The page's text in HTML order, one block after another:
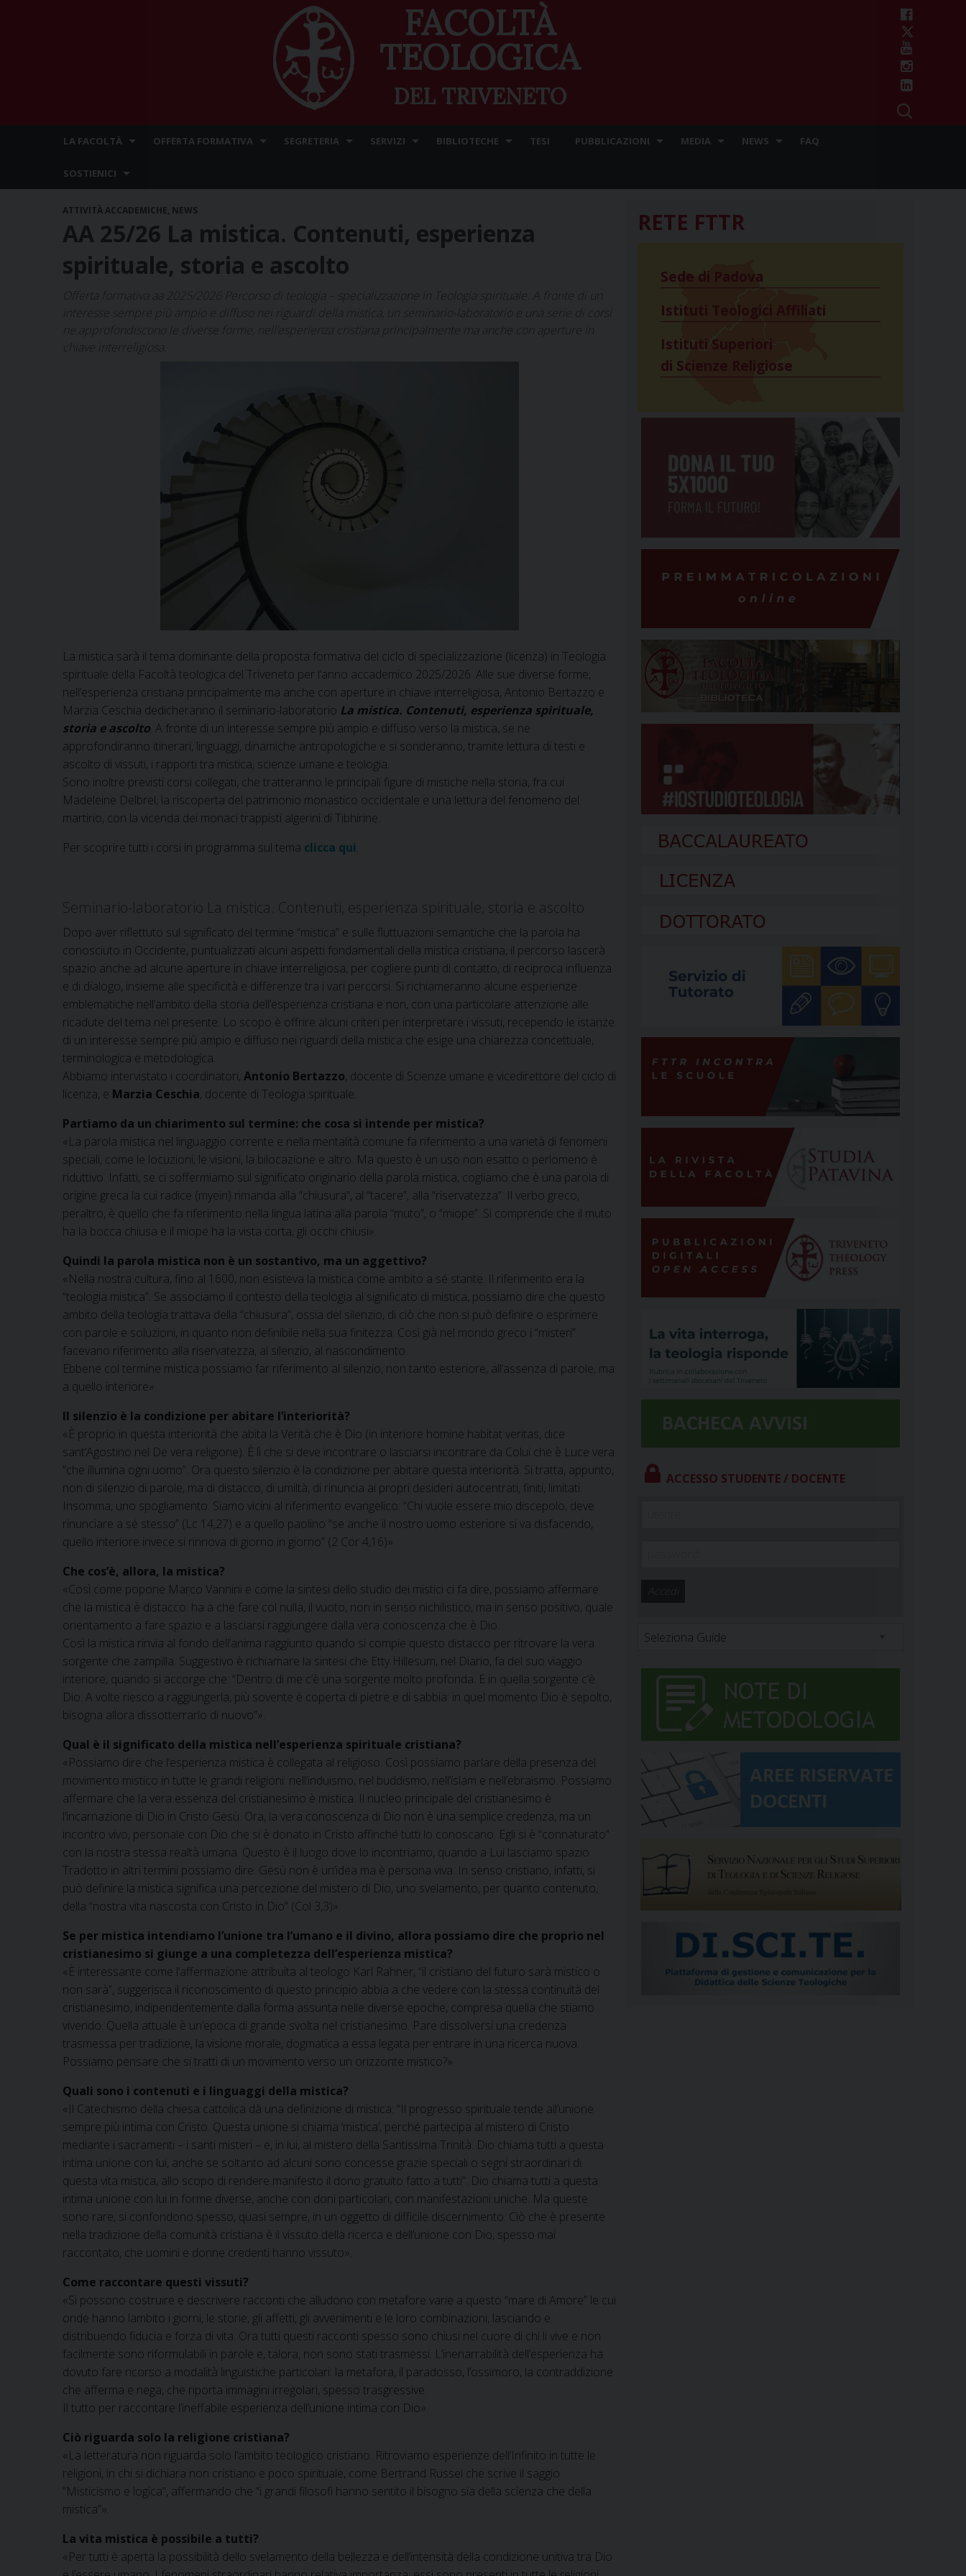
FACOLTÀ
TEOLOGICA
DEL TRIVENETO
LA FACOLTÀ OFFERTA FORMATIVA SEGRETERIA SERVIZI BIBLIOTECHE TESI PUBBLICAZIONI MEDIA NEWS FAQ
SOSTIENICI
ATTIVITÀ ACCADEMICHE, NEWS
AA 25/26 La mistica. Contenuti, esperienza
spirituale, storia e ascolto
Offerta formativa aa 2025/2026 Percorso di teologia – specializzazione in Teologia spirituale. A fronte di un
interesse sempre più ampio e diffuso nei riguardi della mistica, un seminario-laboratorio e una serie di corsi
ne approfondiscono le diverse forme, nell’esperienza cristiana principalmente ma anche con aperture in
chiave interreligiosa.
La mistica sarà il tema dominante della proposta formativa del ciclo di specializzazione (licenza) in Teologia
spirituale della Facoltà teologica del Triveneto per l’anno accademico 2025/2026. Alle sue diverse forme,
nell’esperienza cristiana principalmente ma anche con aperture in chiave interreligiosa, Antonio Bertazzo e
Marzia Ceschia dedicheranno il seminario-laboratorio La mistica. Contenuti, esperienza spirituale,
storia e ascolto. A fronte di un interesse sempre più ampio e diffuso verso la mistica, se ne
approfondiranno itinerari, linguaggi, dinamiche antropologiche e si sonderanno, tramite lettura di testi e
ascolto di vissuti, i rapporti tra mistica, scienze umane e teologia.
Sono inoltre previsti corsi collegati, che tratteranno le principali figure di mistiche nella storia, fra cui
Madeleine Delbrel, la riscoperta del patrimonio monastico occidentale e una lettura del fenomeno del
martirio, con la vicenda dei monaci trappisti algerini di Tibhirine.
Per scoprire tutti i corsi in programma sul tema clicca qui.
Seminario-laboratorio La mistica. Contenuti, esperienza spirituale, storia e ascolto
Dopo aver riflettuto sul significato del termine “mistica” e sulle fluttuazioni semantiche che la parola ha
conosciuto in Occidente, puntualizzati alcuni aspetti fondamentali della mistica cristiana, il percorso lascerà
spazio anche ad alcune aperture in chiave interreligiosa, per cogliere punti di contatto, di reciproca influenza
e di dialogo, insieme alle specificità e differenze tra i vari percorsi. Si richiameranno alcune esperienze
emblematiche nell’ambito della storia dell’esperienza cristiana e non, con una particolare attenzione alle
ricadute del tema nel presente. Lo scopo è offrire alcuni criteri per interpretare i vissuti, recependo le istanze
di un interesse sempre più ampio e diffuso nei riguardi della mistica che esige una chiarezza concettuale,
terminologica e metodologica.
Abbiamo intervistato i coordinatori, Antonio Bertazzo, docente di Scienze umane e vicedirettore del ciclo di
licenza, e Marzia Ceschia, docente di Teologia spirituale.
Partiamo da un chiarimento sul termine: che cosa si intende per mistica?
«La parola mistica nel linguaggio corrente e nella mentalità comune fa riferimento a una varietà di fenomeni
speciali, come le locuzioni, le visioni, la bilocazione e altro. Ma questo è un uso non esatto o perlomeno è
riduttivo. Infatti, se ci soffermiamo sul significato originario della parola mistica, cogliamo che è una parola di
origine greca la cui radice (myein) rimanda alla “chiusura”, al “tacere”, alla “riservatezza”. Il verbo greco,
peraltro, è quello che fa riferimento nella lingua latina alla parola “muto”, o “miope”. Si comprende che il muto
ha la bocca chiusa e il miope ha la vista corta, gli occhi chiusi».
Quindi la parola mistica non è un sostantivo, ma un aggettivo?
«Nella nostra cultura, fino al 1600, non esisteva la mistica come ambito a sé stante. Il riferimento era la
“teologia mistica”. Se associamo il contesto della teologia al significato di mistica, possiamo dire che questo
ambito della teologia trattava della “chiusura”, ossia del silenzio, di ciò che non si può definire o esprimere
con parole e soluzioni, in quanto non definibile nella sua finitezza. Così già nel mondo greco i “misteri”
facevano riferimento alla riservatezza, al silenzio, al nascondimento.
Ebbene col termine mistica possiamo far riferimento al silenzio, non tanto esteriore, all’assenza di parole, ma
a quello interiore».
Il silenzio è la condizione per abitare l’interiorità?
«È proprio in questa interiorità che abita la Verità che è Dio (in interiore homine habitat veritas, dice
sant’Agostino nel De vera religione). È lì che si deve incontrare o lasciarsi incontrare da Colui che è Luce vera
“che illumina ogni uomo”. Ora questo silenzio è la condizione per abitare questa interiorità. Si tratta, appunto,
non di silenzio di parole, ma di distacco, di umiltà, di rinuncia ai propri desideri autocentrati, finiti, limitati.
Insomma, uno spogliamento. Siamo vicini al riferimento evangelico: “Chi vuole essere mio discepolo, deve
rinunciare a sé stesso” (Lc 14,27) e a quello paolino “se anche il nostro uomo esteriore si va disfacendo,
quello interiore invece si rinnova di giorno in giorno” (2 Cor 4,16)».
Che cos’è, allora, la mistica?
«Così come popone Marco Vannini e come la sintesi dello studio dei mistici ci fa dire, possiamo affermare
che la mistica è distacco: ha a che fare col nulla, il vuoto, non in senso nichilistico, ma in senso positivo, quale
orientamento a fare spazio e a lasciarsi raggiungere dalla vera conoscenza che è Dio.
Così la mistica rinvia al fondo dell’anima raggiunto quando si compie questo distacco per ritrovare la vera
sorgente che zampilla. Suggestivo è richiamare la sintesi che Etty Hillesum, nel Diario, fa del suo viaggio
interiore, quando si accorge che: “Dentro di me c’è una sorgente molto profonda. E in quella sorgente c’è
Dio. A volte riesco a raggiungerla, più sovente è coperta di pietre e di sabbia: in quel momento Dio è sepolto,
bisogna allora dissotterrarlo di nuovo”».
Qual è il significato della mistica nell’esperienza spirituale cristiana?
«Possiamo dire che l’esperienza mistica è collegata al religioso. Così possiamo parlare della presenza del
movimento mistico in tutte le grandi religioni: nell’induismo, nel buddismo, nell’islam e nell’ebraismo. Possiamo
affermare che la vera essenza del cristianesimo è mistica. Il nucleo principale del cristianesimo è
l’incarnazione di Dio in Cristo Gesù. Ora, la vera conoscenza di Dio non è una semplice credenza, ma un
incontro vivo, personale con Dio che si è donato in Cristo affinché tutti lo conoscano. Egli si è “connaturato”
con la nostra stessa realtà umana. Questo è il luogo dove lo incontriamo, quando a Lui lasciamo spazio.
Tradotto in altri termini possiamo dire: Gesù non è un’idea ma è persona viva. In senso cristiano, infatti, si
può definire la mistica significa una percezione del mistero di Dio, uno svelamento, per quanto contenuto,
della “nostra vita nascosta con Cristo in Dio” (Col 3,3)».
Se per mistica intendiamo l’unione tra l’umano e il divino, allora possiamo dire che proprio nel
cristianesimo si giunge a una completezza dell’esperienza mistica?
«È interessante come l’affermazione attribuita al teologo Karl Rahner, “il cristiano del futuro sarà mistico o
non sarà”, suggerisca il riconoscimento di questo principio abbia a che vedere con la stessa continuità del
cristianesimo, indipendentemente dalla forma assunta nelle diverse epoche, compresa quella che stiamo
vivendo. Quella attuale è un’epoca di grande svolta nel cristianesimo. Pare dissolversi una credenza
trasmessa per tradizione, la visione morale, dogmatica a essa legata per entrare in una ricerca nuova.
Possiamo pensare che si tratti di un movimento verso un orizzonte mistico?».
Quali sono i contenuti e i linguaggi della mistica?
«Il Catechismo della chiesa cattolica dà una definizione di mistica: “Il progresso spirituale tende all’unione
sempre più intima con Cristo. Questa unione si chiama ‘mistica’, perché partecipa al mistero di Cristo
mediante i sacramenti – i santi misteri – e, in lui, al mistero della Santissima Trinità. Dio chiama tutti a questa
intima unione con lui, anche se soltanto ad alcuni sono concesse grazie speciali o segni straordinari di
questa vita mistica, allo scopo di rendere manifesto il dono gratuito fatto a tutti”. Dio chiama tutti a questa
intima unione con lui in forme diverse, anche con doni particolari, con manifestazioni uniche. Ma queste
sono rare, si confondono spesso, quasi sempre, in un oggetto di difficile discernimento. Ciò che è presente
nella tradizione della comunità cristiana è il vissuto della ricerca e dell’unione con Dio, spesso mai
raccontato, che uomini e donne credenti hanno vissuto».
Come raccontare questi vissuti?
«Si possono costruire e descrivere racconti che alludono con metafore varie a questo “mare di Amore” le cui
onde hanno lambito i giorni, le storie, gli affetti, gli avvenimenti e le loro combinazioni, lasciando e
distribuendo fiducia e forza di vita. Ora tutti questi racconti spesso sono chiusi nel cuore di chi li vive e non
facilmente sono riformulabili in parole e, talora, non sono stati trasmessi. L’inenarrabilità dell’esperienza ha
dovuto fare ricorso a modalità linguistiche particolari: la metafora, il paradosso, l’ossimoro, la contraddizione
che afferma e nega, che riporta immagini irregolari, spesso trasgressive.
Il tutto per raccontare l’ineffabile esperienza dell’unione intima con Dio».
Ciò riguarda solo la religione cristiana?
«La letteratura non riguarda solo l’ambito teologico cristiano. Ritroviamo esperienze dell’Infinito in tutte le
religioni, in chi si dichiara non cristiano e poco spirituale, come Bertrand Russel che scrive il saggio
“Misticismo e logica”, affermando che “i grandi filosofi hanno sentito il bisogno sia della scienza che della
mistica”».
La vita mistica è possibile a tutti?
«Per tutti è aperta la possibilità dello svelamento della bellezza e dell’intensità della condizione unitiva tra Dio
RETE FTTR
Sede di Padova
Istituti Teologici Affiliati
Istituti Superiori
di Scienze Religiose
ACCESSO STUDENTE / DOCENTE